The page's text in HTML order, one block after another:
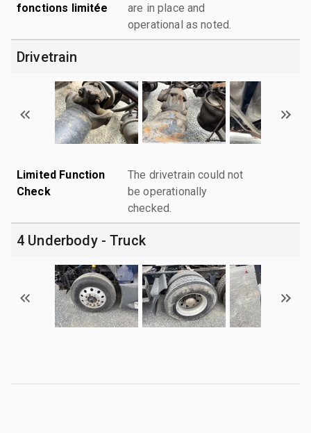
fonctions limitée
are in place and
operational as noted.
Drivetrain
Limited Function
Check
The drivetrain could not
be operationally
checked.
4 Underbody - Truck